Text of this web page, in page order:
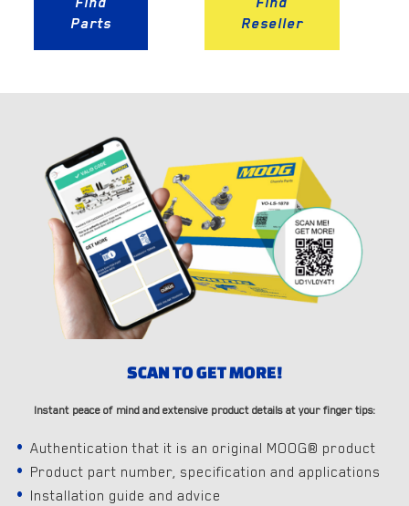
Parts
Reseller
SCAN TO GET MORE!
Instant peace of mind and extensive product details at your finger tips:
Authentication that it is an original MOOG® product
Product part number, specification and applications
Installation guide and advice